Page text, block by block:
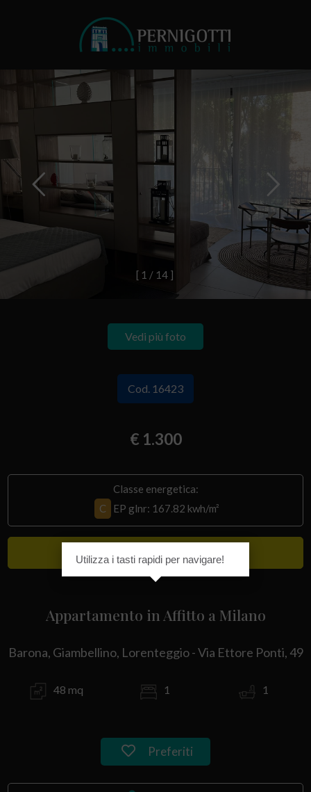
[ 1 / 14 ]
Vedi più foto
Cod. 16423
€ 1.300
Classe energetica:
C
EP glnr: 167.82 kwh/m²
Lusso
Appartamento in Affitto a Milano
Barona, Giambellino, Lorenteggio - Via Ettore Ponti, 49
48 mq 1 1
Preferiti
Utilizza i tasti rapidi per navigare!